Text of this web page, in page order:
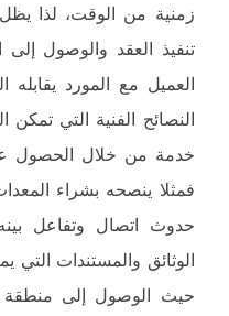
زمنية من الوقت، لذا يظل
تنفيذ العقد والوصول
العميل مع المورد يقابله
النصائح الفنية التي
خدمة من خلال الحصول
فمثلا ينصحه بشراء
حدوث اتصال وتفاعل
الوثائق والمستندات التي
حيث الوصول إلى منطقة